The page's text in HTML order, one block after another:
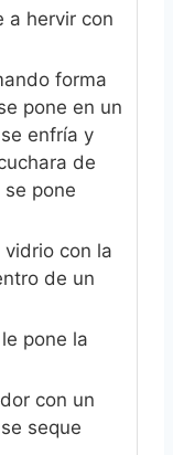
a hervir con
forma
pone en un
enfría y
de
pone
con la
de un
pone la
con un
seque